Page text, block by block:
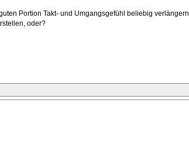
Portion Takt- und Umgangsgefühl beliebig verlängern.
oder?